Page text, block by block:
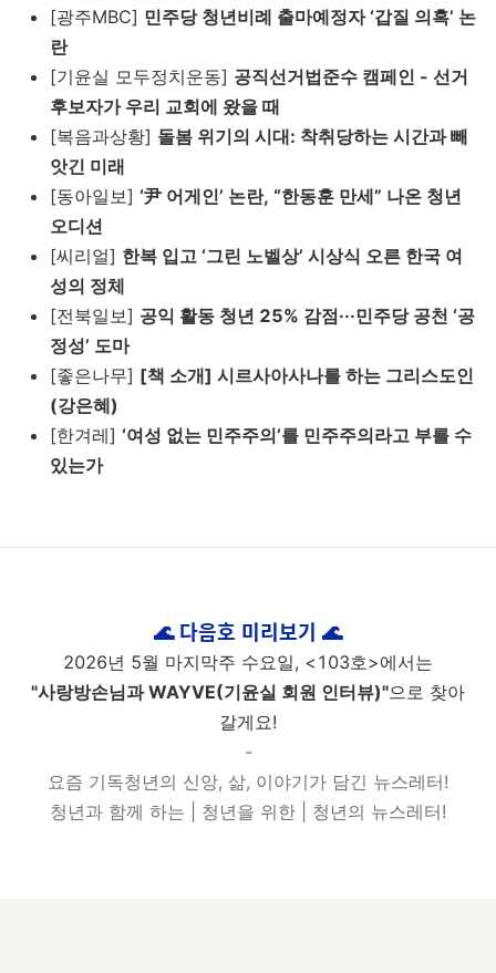
[광주MBC] 민주당 청년비례 출마예정자 ‘갑질 의혹’ 논
란
[기윤실 모두정치운동] 공직선거법준수 캠페인 - 선거
후보자가 우리 교회에 왔을 때
[복음과상황] 돌봄 위기의 시대: 착취당하는 시간과 빼
앗긴 미래
[동아일보] ‘尹 어게인’ 논란, “한동훈 만세” 나온 청년
오디션
[씨리얼] 한복 입고 ‘그린 노벨상’ 시상식 오른 한국 여
성의 정체
[전북일보] 공익 활동 청년 25% 감점···민주당 공천 ‘공
정성’ 도마
[좋은나무] [책 소개] 시르사아사나를 하는 그리스도인
(강은혜)
[한겨레] ‘여성 없는 민주주의’를 민주주의라고 부를 수
있는가
🌊 다음호 미리보기 🌊
2026년 5월 마지막주 수요일, <103호>에서는
"사랑방손님과 WAYVE(기윤실 회원 인터뷰)"으로 찾아
갈게요!
-
요즘 기독청년의 신앙, 삶, 이야기가 담긴 뉴스레터!
청년과 함께 하는 | 청년을 위한 | 청년의 뉴스레터!